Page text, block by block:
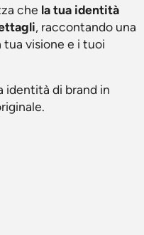
che la tua identità
, raccontando una
visione e i tuoi
identità di brand in